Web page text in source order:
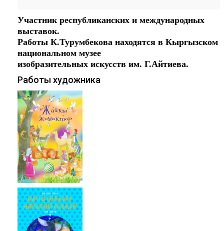
Участник республиканских и международных
выставок.
Работы К.Турумбекова находятся в Кыргызском
национальном музее
изобразительных искусств им. Г.Айтиева.
Работы художника